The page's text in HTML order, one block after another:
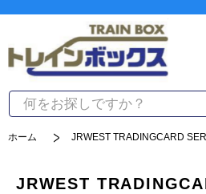
ホーム JRWEST TRADINGCARD
JRWEST